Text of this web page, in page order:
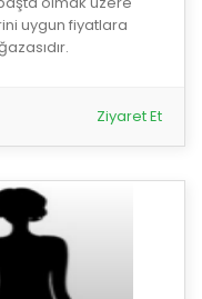
uygun fiyatlara
Ziyaret Et